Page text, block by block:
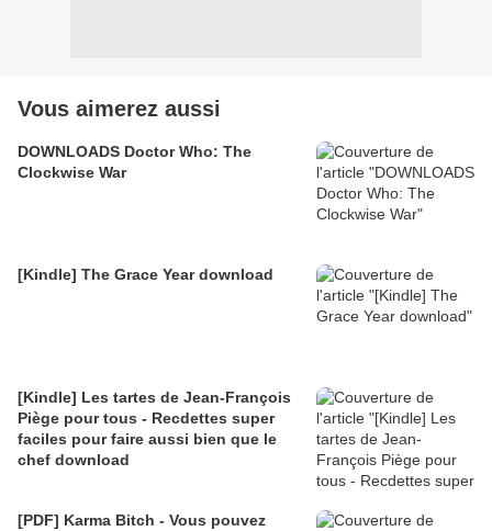
Vous aimerez aussi
DOWNLOADS Doctor Who: The
Clockwise War
[Kindle] The Grace Year download
[Kindle] Les tartes de Jean-François
Piège pour tous - Recdettes super
faciles pour faire aussi bien que le
chef download
[PDF] Karma Bitch - Vous pouvez